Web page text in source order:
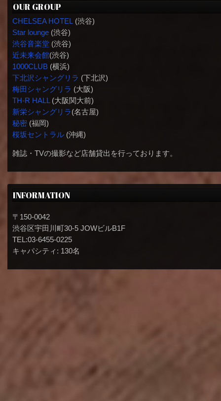
OUR GROUP
CHELSEA HOTEL (渋谷)
Star lounge(渋谷)
渋谷音楽堂(渋谷)
近未来会館(渋谷)
1000CLUB(横浜)
下北沢シャングリラ (下北沢)
梅田シャングリラ (大阪)
TH-R HALL(大阪関大前)
新栄シャングリラ(名古屋)
秘密(福岡)
桜坂セントラル(沖縄)
雑誌・TVの撮影など店舗貸出を行っております。
INFORMATION
〒150-0042
渋谷区宇田川町30-5 JOWビルB1F
TEL:03-6455-0225
キャパシティ: 130名